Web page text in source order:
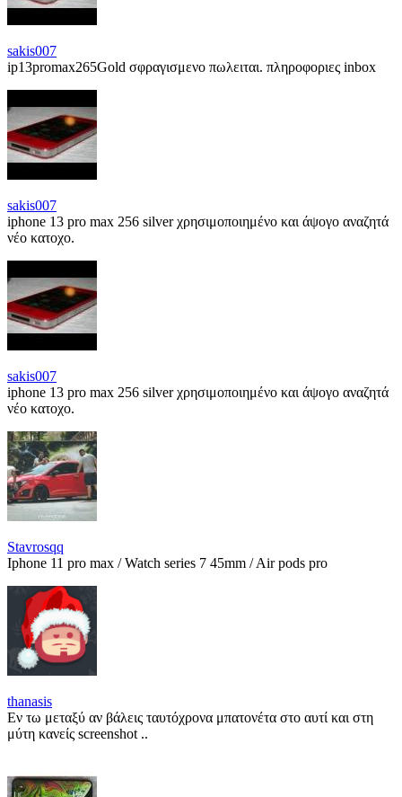
sakis007
ip13promax265Gold σφραγισμενο πωλειται. πληροφοριες inbox
sakis007
iphone 13 pro max 256 silver χρησιμοποιημένο και άψογο αναζητά
νέο κατοχο.
sakis007
iphone 13 pro max 256 silver χρησιμοποιημένο και άψογο αναζητά
νέο κατοχο.
Stavrosqq
Iphone 11 pro max / Watch series 7 45mm / Air pods pro
thanasis
Εν τω μεταξύ αν βάλεις ταυτόχρονα μπατονέτα στο αυτί και στη
μύτη κανείς screenshot ..